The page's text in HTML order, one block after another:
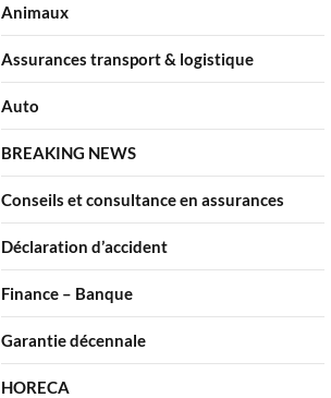
Animaux
Assurances transport & logistique
Auto
BREAKING NEWS
Conseils et consultance en assurances
Déclaration d’accident
Finance – Banque
Garantie décennale
HORECA